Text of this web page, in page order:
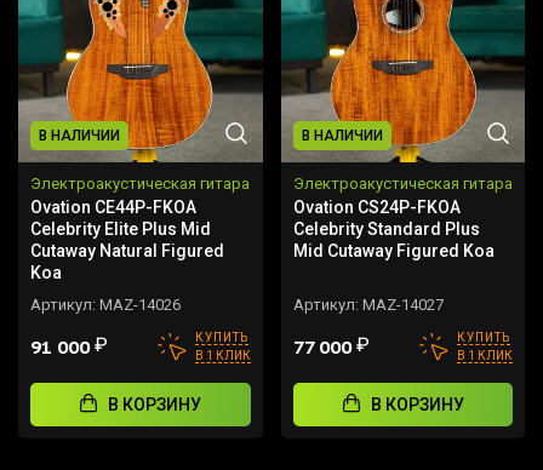
В НАЛИЧИИ
Электроакустическая гитара
Ovation CE44P-FKOA
Celebrity Elite Plus Mid
Cutaway Natural Figured
Koa
Артикул: MAZ-14026
91 000₽
КУПИТЬ
В 1 КЛИК
В КОРЗИНУ
В НАЛИЧИИ
Электроакустическая гитара
Ovation CS24P-FKOA
Celebrity Standard Plus
Mid Cutaway Figured Koa
Артикул: MAZ-14027
77 000₽
КУПИТЬ
В 1 КЛИК
В КОРЗИНУ